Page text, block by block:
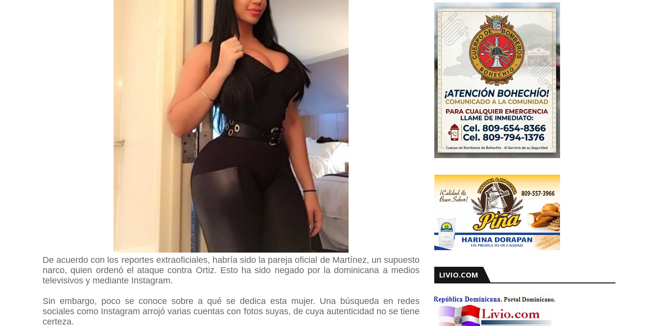
De acuerdo con los reportes extraoficiales, habría sido la pareja oficial de Martínez, un supuesto
narco, quien ordenó el ataque contra Ortiz. Esto ha sido negado por la dominicana a medios
televisivos y mediante Instagram.
Sin embargo, poco se conoce sobre a qué se dedica esta mujer. Una búsqueda en redes
sociales como Instagram arrojó varias cuentas con fotos suyas, de cuya autenticidad no se tiene
certeza.
LIVIO.COM